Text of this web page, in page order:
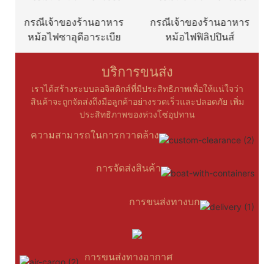
รณีเจ้าของร้านอาหาร
หม้อไฟซาอุดีอาระเบีย
กรณีเจ้าของร้านอาหาร
หม้อไฟฟิลิปปินส์
กรณีเจ้
บริการขนส่ง
เราได้สร้างระบบลอจิสติกส์ที่มีประสิทธิภาพเพื่อให้แน่ใจว่า
สินค้าจะถูกจัดส่งถึงมือลูกค้าอย่างรวดเร็วและปลอดภัย เพิ่ม
ประสิทธิภาพของห่วงโซ่อุปทาน
ความสามารถในการกวาดล้าง
การจัดส่งสินค้า
การขนส่งทางบก
การขนส่งทางอากาศ